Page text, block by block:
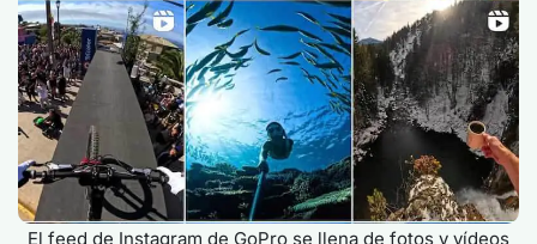
El feed de Instagram de GoPro se llena de fotos y vídeos